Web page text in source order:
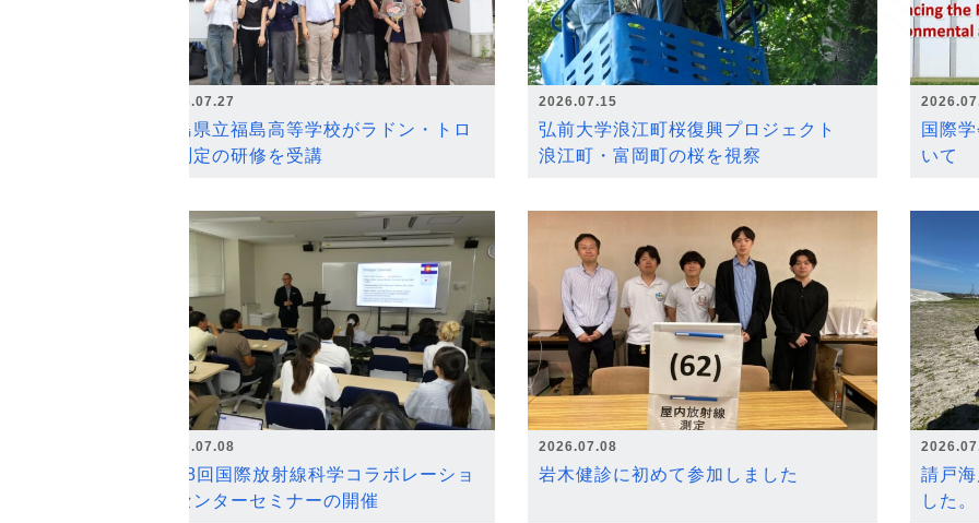
2026.07.27
福島県立福島高等学校がラドン・トロ
ン測定の研修を受講
2026.07.15
弘前大学浪江町桜復興プロジェクト
浪江町・富岡町の桜を視察
国際
いて
2026.07.08
第18回国際放射線科学コラボレーショ
ンセンターセミナーの開催
2026.07.08
岩木健診に初めて参加しました
請戸
した。